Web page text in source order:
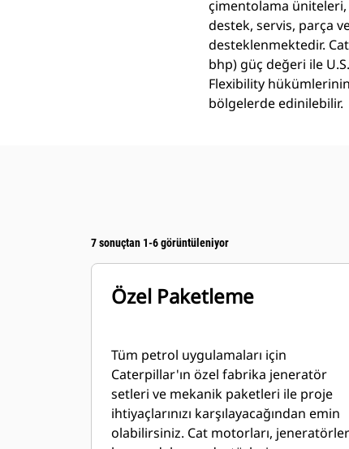
çimentolama üniteleri,
destek, servis, parça
desteklenmektedir.
bhp) güç değeri ile
Flexibility
bölgelerde edinilebilir.
7 sonuçtan 1-6 görüntüleniyor
Özel Paketleme
Tüm petrol uygulamaları için
Caterpillar'ın özel fabrika jeneratör
setleri ve mekanik paketleri ile proje
ihtiyaçlarınızı karşılayacağından emin
olabilirsiniz. Cat motorları,